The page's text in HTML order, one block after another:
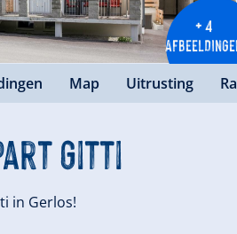
+ 4
Map Uitrusting
Gitti
in Gerlos!